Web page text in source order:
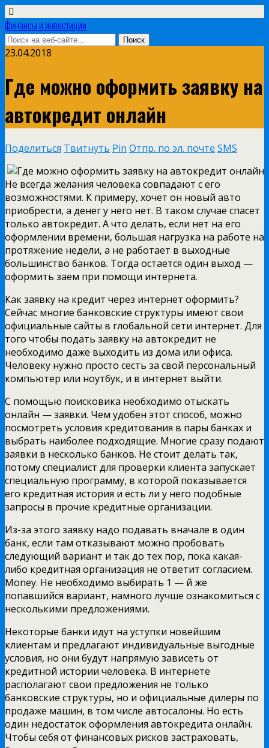
Финансы и инвестиции
23.04.2018
Где можно оформить заявку на
автокредит онлайн
Поделиться Твитнуть Pin Отпр. по эл. почте SMS
Не всегда желания человека совпадают с его
возможностями. К примеру, хочет он новый авто
приобрести, а денег у него нет. В таком случае спасет
только автокредит. А что делать, если нет на его
оформлении времени, большая нагрузка на работе на
протяжение недели, а не работает в выходные
большинство банков. Тогда остается один выход —
оформить заем при помощи интернета.
Как заявку на кредит через интернет оформить?
Сейчас многие банковские структуры имеют свои
официальные сайты в глобальной сети интернет. Для
того чтобы подать заявку на автокредит не
необходимо даже выходить из дома или офиса.
Человеку нужно просто сесть за свой персональный
компьютер или ноутбук, и в интернет выйти.
С помощью поисковика необходимо отыскать
онлайн — заявки. Чем удобен этот способ, можно
посмотреть условия кредитования в пары банках и
выбрать наиболее подходящие. Многие сразу подают
заявки в несколько банков. Не стоит делать так,
потому специалист для проверки клиента запускает
специальную программу, в которой показывается
его кредитная история и есть ли у него подобные
запросы в прочие кредитные организации.
Из-за этого заявку надо подавать вначале в один
банк, если там отказывают можно пробовать
следующий вариант и так до тех пор, пока какая-
либо кредитная организация не ответит согласием.
Money. Не необходимо выбирать 1 — й же
попавшийся вариант, намного лучше ознакомиться с
несколькими предложениями.
Некоторые банки идут на уступки новейшим
клиентам и предлагают индивидуальные выгодные
условия, но они будут напрямую зависеть от
кредитной истории человека. В интернете
располагают свои предложения не только
банковские структуры, но и официальные дилеры по
продаже машин, в том числе автосалоны. Но есть
один недостаток оформления автокредита онлайн.
Чтобы себя от финансовых рисков застраховать,